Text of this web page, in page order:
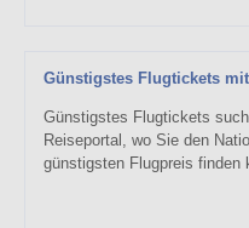
Günstigstes Flugtickets
Günstigstes Flugtickets
Reiseportal, wo Sie den
günstigsten Flugpreis finden